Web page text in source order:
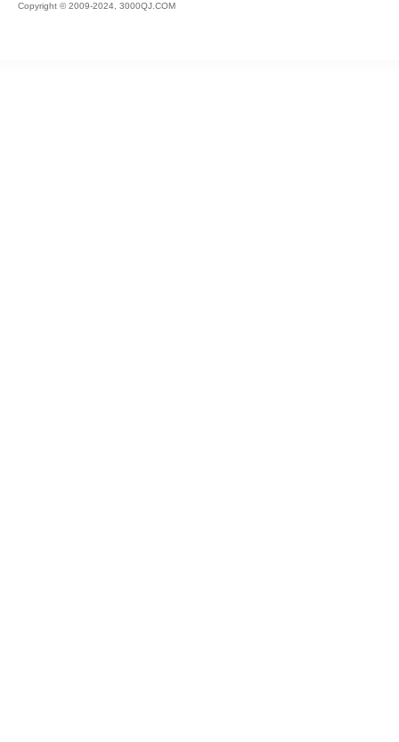
Copyright © 2009-2024, 3000QJ.COM